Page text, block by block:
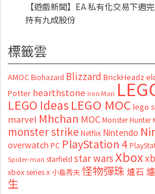
【遊戲新聞】EA 私有化交易下週
持有九成股份
標籤雲
AMOC Biohazard Blizzard BrickHeadz
Potter hearthstone Iron Man
LEGO Ideas LEGO MOC lego
marvel Mhchan MOC Monster Hunter
monster strike Netflix Nintendo
overwatch PC PlayStation 4
Spider-man starfield star warsXbox
xbox series x 小島秀夫怪物彈珠 爐石
生